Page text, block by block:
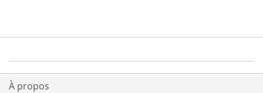
À propos